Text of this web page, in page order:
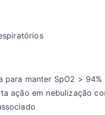
para manter SpO2 > 94%
ação em nebulização